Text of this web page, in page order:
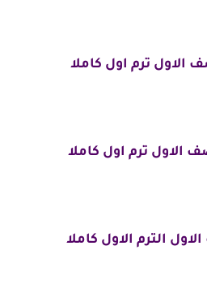
الاول ترم اول كاملا
الاول ترم اول كاملا
الترم الاول كاملا